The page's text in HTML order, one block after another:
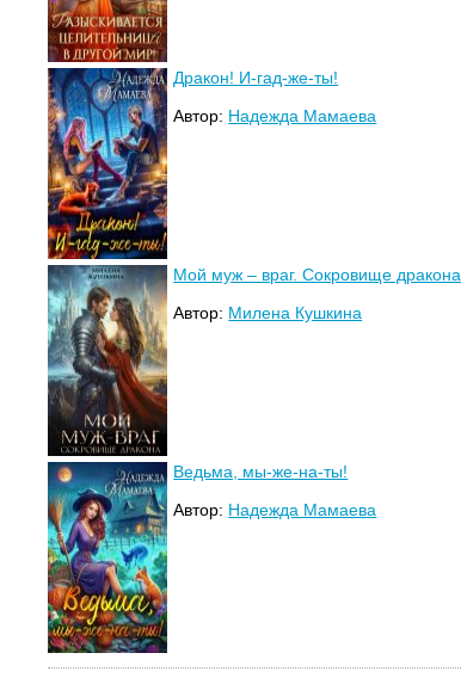
Дракон! И-гад-же-ты!
Автор: Надежда Мамаева
Мой муж – враг. Сокровище дракона
Автор: Милена Кушкина
Ведьма, мы-же-на-ты!
Автор: Надежда Мамаева